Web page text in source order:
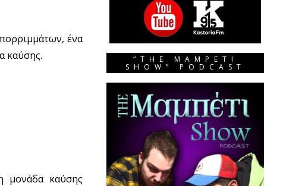
ένα
καύσης.
μονάδα καύσης
“THE MAMPETI
SHOW” PODCAST